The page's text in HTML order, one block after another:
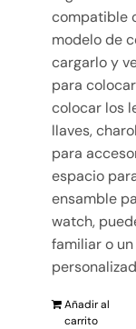
compatible
modelo de
cargarlo y
para
colocar los
llaves,
para
espacio
ensamble
watch,
familiar o
Añadir al
carrito